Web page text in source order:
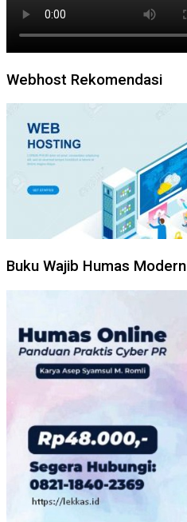
Webhost Rekomendasi
Buku Wajib Humas Modern